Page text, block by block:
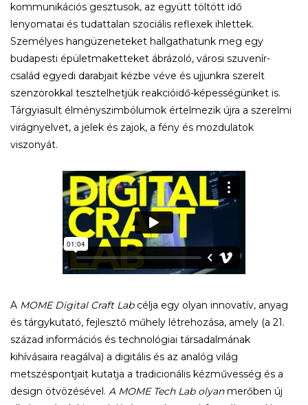
kommunikációs gesztusok, az együtt töltött idő
lenyomatai és tudattalan szociális reflexek ihlettek.
Személyes hangüzeneteket hallgathatunk meg egy
budapesti épületmaketteket ábrázoló, városi szuvenír-
család egyedi darabjait kézbe véve és ujjunkra szerelt
szenzorokkal tesztelhetjük reakcióidő-képességünket is.
Tárgyiasult élményszimbólumok értelmezik újra a szerelmi
virágnyelvet, a jelek és zajok, a fény és mozdulatok
viszonyát.
A MOME Digital Craft Labcélja egy olyan innovatív, anyag
és tárgykutató, fejlesztő műhely létrehozása, amely (a 21.
század információs és technológiai társadalmának
kihívásaira reagálva) a digitális és az analóg világ
metszéspontjait kutatja a tradicionális kézművesség és a
design ötvözésével. A MOME Tech Lab olyanmerőben új